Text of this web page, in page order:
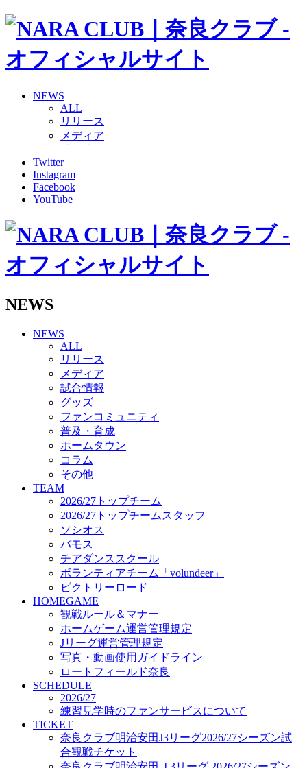
NEWS
ALL
リリース
メディア
グッズ
ファンコミュニティ
普及・育成
ホームタウン
その他
2026/27トップチーム
2026/27トップチームスタッフ
ボランティアチーム「volundeer」
ビクトリーロード
HOMEGAME
観戦ルール＆マナー
ホームゲーム運営管理規定
Jリーグ運営管理規定
写真・動画使用ガイドライン
ロートフィールド奈良
SCHEDULE
2026/27
練習見学時のファンサービスについて
TICKET
奈良クラブ明治安田J3リーグ2026/27シーズン試
合観戦チケット
奈良クラブ明治安田Ｊ3リーグ 2026/27シーズン
「鹿パス」
観戦ルール＆マナー
FANCOMMUNITY
2026/27ファンコミュニティ
サポートショップ
GOODS
オフィシャルストア（実店舗）
オンラインストア
ACADEMY
アカデミーについて
プロジェクト
コーチ&スタッフ
ジュニア
ジュニアユース
ユース
練習拠点（ナラディーア）
Twitter
Instagram
Facebook
YouTube
NEWS
NEWS
ALL
リリース
メディア
試合情報
グッズ
ファンコミュニティ
普及・育成
ホームタウン
コラム
その他
TEAM
2026/27トップチーム
2026/27トップチームスタッフ
ソシオス
バモス
チアダンススクール
ボランティアチーム「volundeer」
ビクトリーロード
HOMEGAME
観戦ルール＆マナー
ホームゲーム運営管理規定
Jリーグ運営管理規定
写真・動画使用ガイドライン
ロートフィールド奈良
SCHEDULE
2026/27
練習見学時のファンサービスについて
TICKET
奈良クラブ明治安田J3リーグ2026/27シーズン試
合観戦チケット